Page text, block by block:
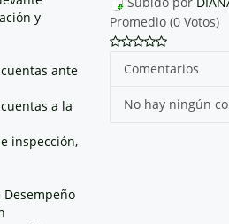
y
ante
a la
inspección,
Promedio (0 Votos)
Comentarios
No hay ningún